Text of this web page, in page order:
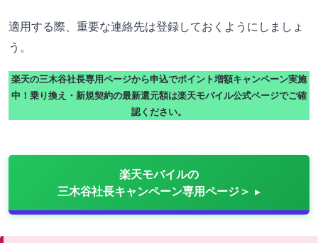
適用する際、重要な連絡先は登録しておくようにしましょ
う。
楽天の三木谷社長専用ページから申込でポイント増額キャンペーン実施
中！乗り換え・新規契約の最新還元額は楽天モバイル公式ページでご確
認ください。
楽天モバイルの
三木谷社長キャンペーン専用ページ＞